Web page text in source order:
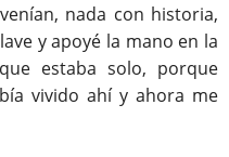
nada con historia,
y apoyé la mano en la
estaba solo, porque
vivido ahí y ahora me